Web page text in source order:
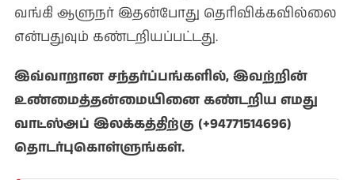
வங்கி ஆளுநர் இதன்போது தெரிவிக்கவில்லை
என்பதுவும் கண்டறியப்பட்டது.
இவ்வாறான சந்தர்ப்பங்களில், இவற்றின்
உண்மைத்தன்மையினை கண்டறிய எமது
வாட்ஸ்அப் இலக்கத்திற்கு (+94771514696)
தொடர்புகொள்ளுங்கள்.